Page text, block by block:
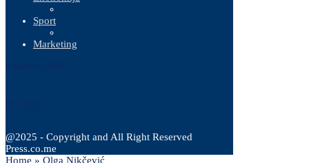
Sport
Marketing
@2025 - Copyright and All Right Reserved
Press.co.me
Home » Olga Nikčević